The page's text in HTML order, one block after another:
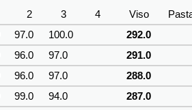
2 3 4 Viso
97.0 100.0 292.0
96.0 97.0 291.0
96.0 97.0 288.0
99.0 94.0 287.0